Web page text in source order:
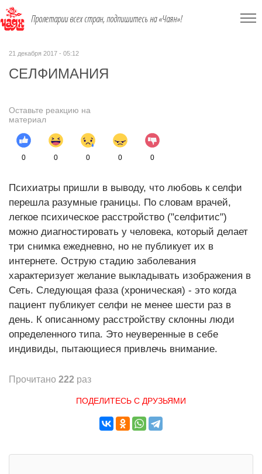
Пролетарии всех стран, подпишитесь на «Чаян»!
21 декабря 2017 - 05:12
СЕЛФИМАНИЯ
Оставьте реакцию на
материал
0 0 0 0 0
Психиатры пришли в выводу, что любовь к селфи
перешла разумные границы. По словам врачей,
легкое психическое расстройство ("селфитис")
можно диагностировать у человека, который делает
три снимка ежедневно, но не публикует их в
интернете. Острую стадию заболевания
характеризует желание выкладывать изображения в
Сеть. Следующая фаза (хроническая) - это когда
пациент публикует селфи не менее шести раз в
день. К описанному расстройству склонны люди
определенного типа. Это неуверенные в себе
индивиды, пытающиеся привлечь внимание.
Прочитано 222 раз
ПОДЕЛИТЕСЬ С ДРУЗЬЯМИ